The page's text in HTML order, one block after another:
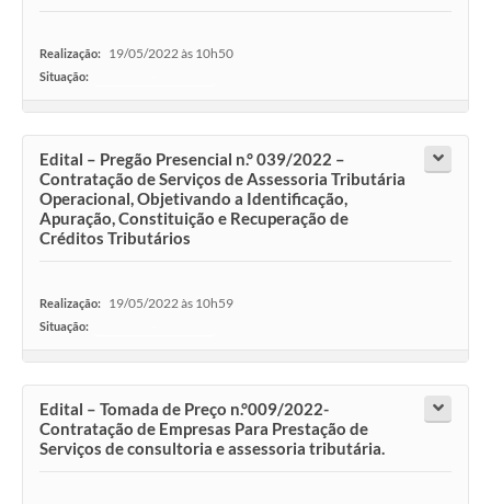
Realização: 19/05/2022 às 10h50
Situação:
Edital – Pregão Presencial n.° 039/2022 –
Contratação de Serviços de Assessoria Tributária
Operacional, Objetivando a Identificação,
Apuração, Constituição e Recuperação de
Créditos Tributários
Realização: 19/05/2022 às 10h59
Situação:
Edital – Tomada de Preço n.°009/2022-
Contratação de Empresas Para Prestação de
Serviços de consultoria e assessoria tributária.